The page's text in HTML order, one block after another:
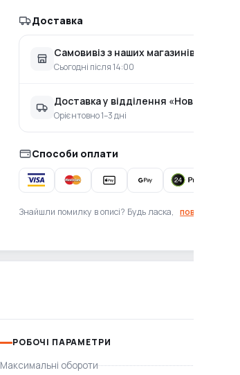
Доставка
Самовивіз з наших магазинів
Сьогодні після 14:00
Доставка у відділення «Нова Пошта»
Орієнтовно 1–3 дні
Способи оплати
Знайшли помилку в описі? Будь ласка, повідомте нам
РОБОЧІ ПАРАМЕТРИ
Максимальні обороти